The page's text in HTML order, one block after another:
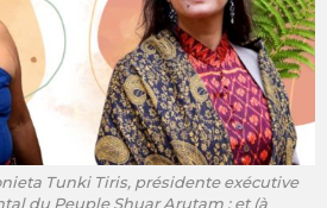
Tunki Tiris, présidente exécutive
du Peuple Shuar Arutam ; et (à